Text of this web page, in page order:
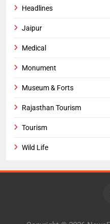
Headlines
Jaipur
Medical
Monument
Museum & Forts
Rajasthan Tourism
Tourism
Wild Life